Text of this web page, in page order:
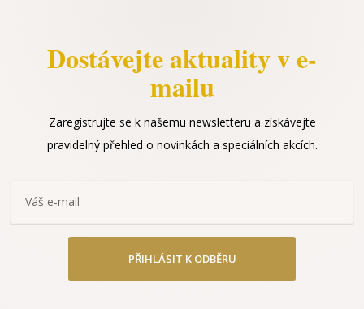
Dostávejte aktuality v e-
mailu
Zaregistrujte se k našemu newsletteru a získávejte
pravidelný přehled o novinkách a speciálních akcích.
PŘIHLÁSIT K ODBĚRU